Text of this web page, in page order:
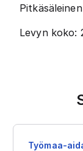
Pitkäsäleinen
Levyn koko:
Työmaa-